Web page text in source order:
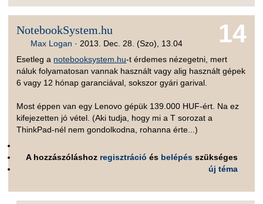
14
NotebookSystem.hu
Max Logan · 2013. Dec. 28. (Szo), 13.04
Esetleg a notebooksystem.hu-t érdemes nézegetni, mert
náluk folyamatosan vannak használt vagy alig használt gépek
6 vagy 12 hónap garanciával, sokszor gyári garival.
Most éppen van egy Lenovo gépük 139.000 HUF-ért. Na ez
kifejezetten jó vétel. (Aki tudja, hogy mi a T sorozat a
ThinkPad-nél nem gondolkodna, rohanna érte...)
A hozzászóláshoz regisztráció és belépés szükséges
új téma